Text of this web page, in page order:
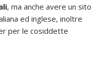
, ma anche avere un sito
ed inglese, inoltre
per le cosiddette